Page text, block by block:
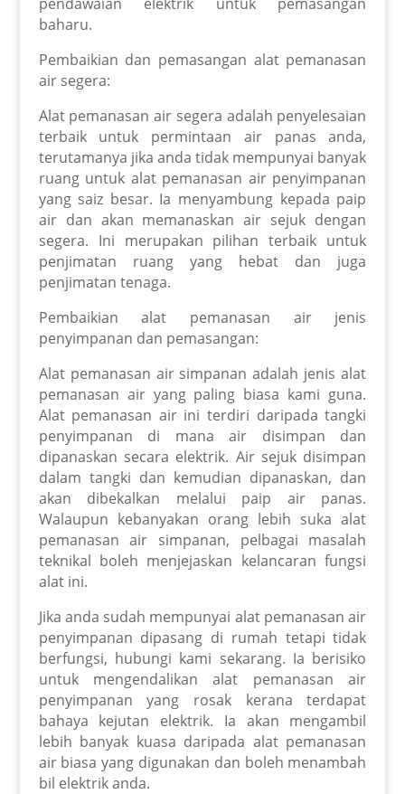
baharu.
Pembaikian dan pemasangan alat pemanasan
air segera:
Alat pemanasan air segera adalah penyelesaian
terbaik untuk permintaan air panas anda,
terutamanya jika anda tidak mempunyai banyak
ruang untuk alat pemanasan air penyimpanan
yang saiz besar. Ia menyambung kepada paip
air dan akan memanaskan air sejuk dengan
segera. Ini merupakan pilihan terbaik untuk
penjimatan ruang yang hebat dan juga
penjimatan tenaga.
Pembaikian alat pemanasan air jenis
penyimpanan dan pemasangan:
Alat pemanasan air simpanan adalah jenis alat
pemanasan air yang paling biasa kami guna.
Alat pemanasan air ini terdiri daripada tangki
penyimpanan di mana air disimpan dan
dipanaskan secara elektrik. Air sejuk disimpan
dalam tangki dan kemudian dipanaskan, dan
akan dibekalkan melalui paip air panas.
Walaupun kebanyakan orang lebih suka alat
pemanasan air simpanan, pelbagai masalah
teknikal boleh menjejaskan kelancaran fungsi
alat ini.
Jika anda sudah mempunyai alat pemanasan air
penyimpanan dipasang di rumah tetapi tidak
berfungsi, hubungi kami sekarang. Ia berisiko
untuk mengendalikan alat pemanasan air
penyimpanan yang rosak kerana terdapat
bahaya kejutan elektrik. Ia akan mengambil
lebih banyak kuasa daripada alat pemanasan
air biasa yang digunakan dan boleh menambah
bil elektrik anda.